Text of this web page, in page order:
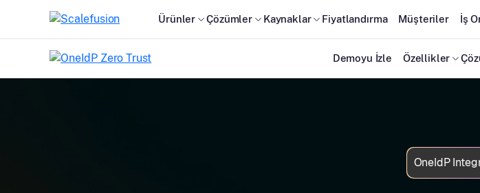
Ürünler Çözümler Kaynaklar Fiyatlandırma Müşteriler İş
Demoyu İzle Özellikler
OneIdP